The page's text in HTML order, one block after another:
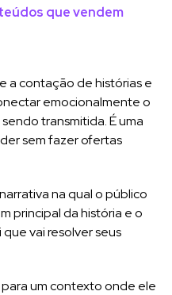
que vendem
a contação de histórias e
emocionalmente o
transmitida. É uma
sem fazer ofertas
na qual o público
principal da história e o
vai resolver seus
um contexto onde ele